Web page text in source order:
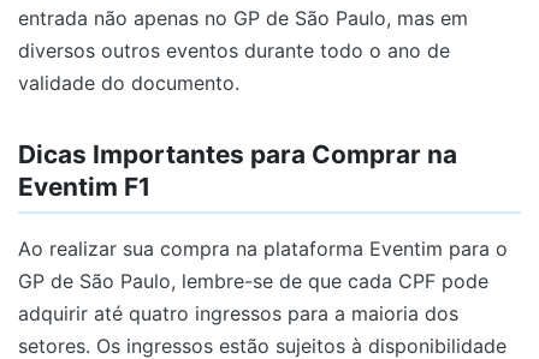
entrada não apenas no GP de São Paulo, mas em
diversos outros eventos durante todo o ano de
validade do documento.
Dicas Importantes para Comprar na
Eventim F1
Ao realizar sua compra na plataforma Eventim para o
GP de São Paulo, lembre-se de que cada CPF pode
adquirir até quatro ingressos para a maioria dos
setores. Os ingressos estão sujeitos à disponibilidade